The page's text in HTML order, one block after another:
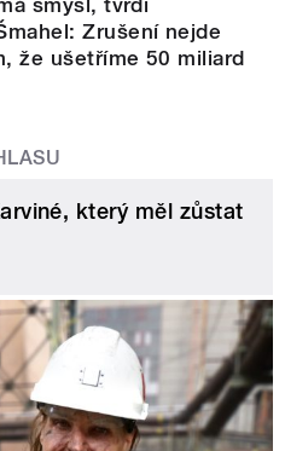
Zrušení nejde
že ušetříme 50 miliard
který měl zůstat